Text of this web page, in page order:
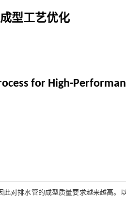
型工艺优化
for High-
对排水管的成型质量要求越来越高。